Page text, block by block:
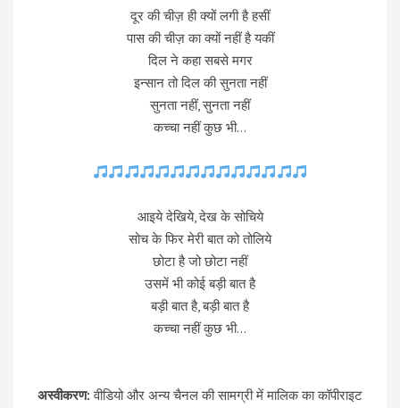
दूर की चीज़ ही क्यों लगी है हसीं
पास की चीज़ का क्यों नहीं है यकीं
दिल ने कहा सबसे मगर
इन्सान तो दिल की सुनता नहीं
सुनता नहीं, सुनता नहीं
कच्चा नहीं कुछ भी…
आइये देखिये, देख के सोचिये
सोच के फिर मेरी बात को तोलिये
छोटा है जो छोटा नहीं
उसमें भी कोई बड़ी बात है
बड़ी बात है, बड़ी बात है
कच्चा नहीं कुछ भी…
अस्वीकरण: वीडियो और अन्य चैनल की सामग्री में मालिक का कॉपीराइट